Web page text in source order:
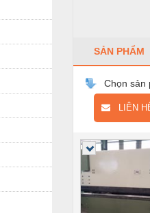
SẢN PHẨM
Chọn sản
LIÊN HỆ